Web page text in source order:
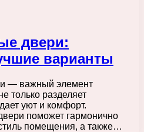
двери:
варианты
— важный элемент
только разделяет
уют и комфорт.
поможет гармонично
помещения, а также…